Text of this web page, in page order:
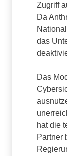
Zugriff
Da
das
Das
hat die
Partner